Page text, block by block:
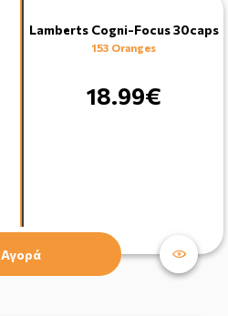
Lamberts Cogni-Focus 30caps
153 Oranges
18.99€
Αγορά